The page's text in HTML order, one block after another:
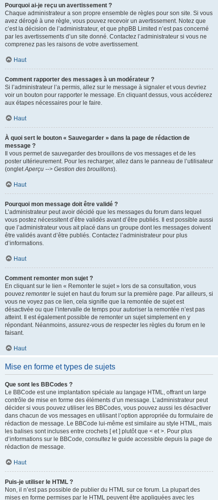
Pourquoi ai-je reçu un avertissement ?
Chaque administrateur a son propre ensemble de règles pour son site. Si vous
avez dérogé à une règle, vous pouvez recevoir un avertissement. Notez que
c’est la décision de l’administrateur, et que phpBB Limited n’est pas concerné
par les avertissements d’un site donné. Contactez l’administrateur si vous ne
comprenez pas les raisons de votre avertissement.
Haut
Comment rapporter des messages à un modérateur ?
Si l’administrateur l’a permis, allez sur le message à signaler et vous devriez
voir un bouton pour rapporter le message. En cliquant dessus, vous accéderez
aux étapes nécessaires pour le faire.
Haut
À quoi sert le bouton « Sauvegarder » dans la page de rédaction de
message ?
Il vous permet de sauvegarder des brouillons de vos messages et de les
poster ultérieurement. Pour les recharger, allez dans le panneau de l’utilisateur
(ongletAperçu --> Gestion des brouillons).
Haut
Pourquoi mon message doit être validé ?
L’administrateur peut avoir décidé que les messages du forum dans lequel
vous postez nécessitent d’être validés avant d’être publiés. Il est possible aussi
que l’administrateur vous ait placé dans un groupe dont les messages doivent
être validés avant d’être publiés. Contactez l’administrateur pour plus
d’informations.
Haut
Comment remonter mon sujet ?
En cliquant sur le lien « Remonter le sujet » lors de sa consultation, vous
pouvez remonterle sujet en haut du forum sur la première page. Par ailleurs, si
vous ne voyez pas ce lien, cela signifie que la remontée de sujet est
désactivée ou que l’intervalle de temps pour autoriser la remontée n’est pas
atteint. Il est également possible de remonter un sujet simplement en y
répondant. Néanmoins, assurez-vous de respecter les règles du forum en le
faisant.
Haut
Mise en forme et types de sujets
Que sont les BBCodes ?
Le BBCode est une implantation spéciale au langage HTML, offrant un large
contrôle de mise en forme des éléments d’un message. L’administrateur peut
décider si vous pouvez utiliser les BBCodes, vous pouvez aussi les désactiver
dans chacun de vos messages en utilisant l’option appropriée du formulaire de
rédaction de message. Le BBCode lui-même est similaire au style HTML, mais
les balises sont incluses entre crochets [ et ] plutôt que < et >. Pour plus
d’informations sur le BBCode, consultez le guide accessible depuis la page de
rédaction de message.
Haut
Puis-je utiliser le HTML ?
Non, il n’est pas possible de publier du HTML sur ce forum. La plupart des
mises en forme permises par le HTML peuvent être appliquées avec les